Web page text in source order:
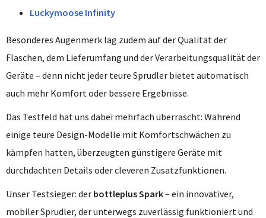
Luckymoose Infinity
Besonderes Augenmerk lag zudem auf der Qualität der
Flaschen, dem Lieferumfang und der Verarbeitungsqualität der
Geräte – denn nicht jeder teure Sprudler bietet automatisch
auch mehr Komfort oder bessere Ergebnisse.
Das Testfeld hat uns dabei mehrfach überrascht: Während
einige teure Design-Modelle mit Komfortschwächen zu
kämpfen hatten, überzeugten günstigere Geräte mit
durchdachten Details oder cleveren Zusatzfunktionen.
Unser Testsieger: der bottleplus Spark– ein innovativer,
mobiler Sprudler, der unterwegs zuverlässig funktioniert und